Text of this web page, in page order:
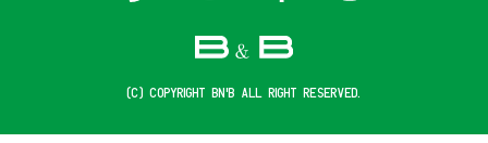
(c) COPYRIGHT B&B ALL RIGHT RESERVED.